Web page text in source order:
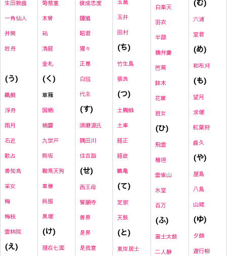
生田敦盛
一角仙人
井筒
岩舟
(う)
鵜飼
浮舟
雨月
右近
歌占
善知鳥
采女
梅
梅枝
雲林院
(え)
菊慈童
木曾
砧
清経
金札
(く)
草薙
国栖
楠露
九世戸
熊坂
鞍馬天狗
車僧
呉服
黒塚
(け)
現在七面
俊成忠度
鍾馗
昭君
猩々
正尊
白鬚
代主
(す)
須磨源氏
隅田川
住吉詣
(せ)
西王母
誓願寺
善界
是界
是我意
玉葛
玉井
田村
(ち)
竹生島
張良
(つ)
土蜘蛛
土車
経正
経政
鶴亀
(て)
定家
天鼓
(と)
東岸居士
白楽天
羽衣
半蔀
橋弁慶
芭蕉
鉢木
花筐
班女
(ひ)
飛雲
檜垣
雲雀山
氷室
百万
(ふ)
富士太鼓
二人静
(む)
六浦
室君
(め)
和布刈
(も)
望月
求塚
紅葉狩
盛久
(や)
屋島
八島
山姥
(ゆ)
夕顔
遊行柳